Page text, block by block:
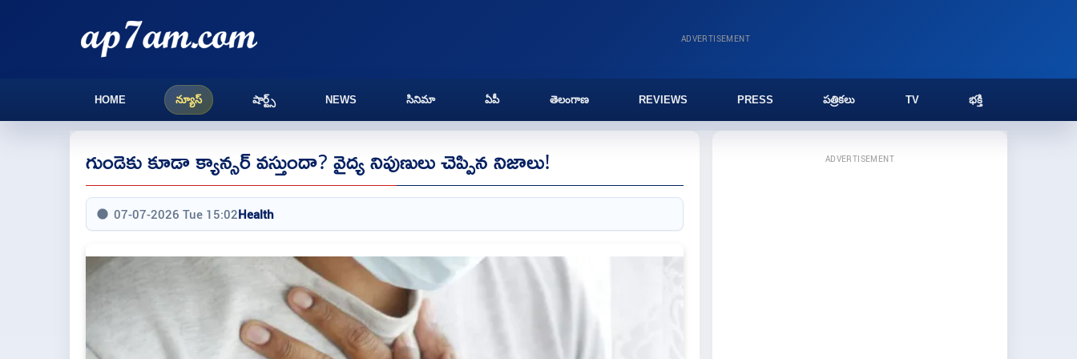
ADVERTISEMENT
HOME న్యూస్ షార్ట్స్ NEWS సినిమా ఏపీ తెలంగాణ REVIEWS PRESS పత్రికలు TV భక్తి
గుండెకు కూడా క్యాన్సర్‌ వస్తుందా? వైద్య నిపుణులు చెప్పిన నిజాలు!
07-07-2026 Tue 15:02Health
ADVERTISEMENT